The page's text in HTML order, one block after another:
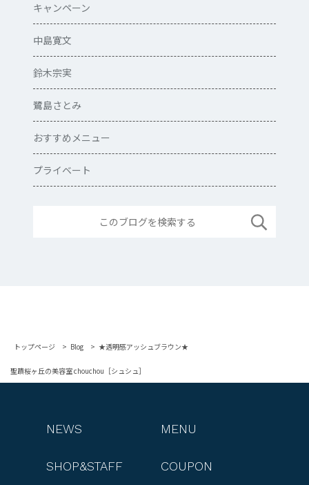
キャンペーン
中島寛文
鈴木宗実
鷺島さとみ
おすすめメニュー
プライベート
トップページ Blog ★透明感アッシュブラウン★
聖蹟桜ヶ丘の美容室 chouchou［シュシュ］
NEWS MENU
SHOP&STAFF COUPON